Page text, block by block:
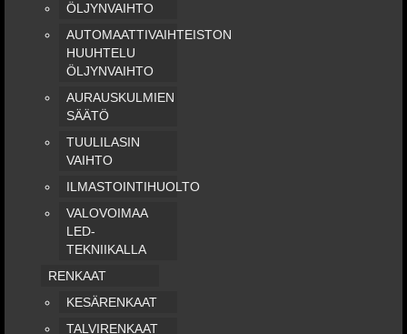
ÖLJYNVAIHTO
AUTOMAATTIVAIHTEISTON
HUUHTELU
ÖLJYNVAIHTO
AURAUSKULMIEN
SÄÄTÖ
TUULILASIN
VAIHTO
ILMASTOINTIHUOLTO
VALOVOIMAA
LED-
TEKNIIKALLA
RENKAAT
KESÄRENKAAT
TALVIRENKAAT